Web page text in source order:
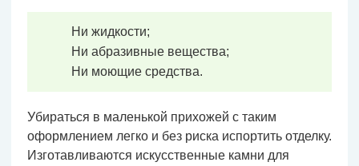
Ни жидкости;
Ни абразивные вещества;
Ни моющие средства.
Убираться в маленькой прихожей с таким
оформлением легко и без риска испортить отделку.
Изготавливаются искусственные камни для